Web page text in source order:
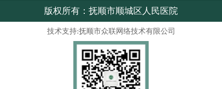
版权所有：抚顺市顺城区人民医院
技术支持:抚顺市众联网络技术有限公司